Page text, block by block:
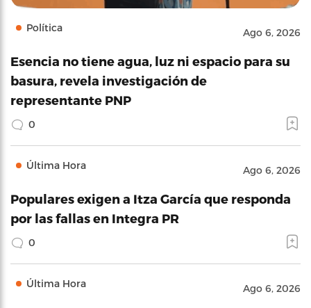
Política Ago 6, 2026
Esencia no tiene agua, luz ni espacio para su
basura, revela investigación de
representante PNP
0
Última Hora Ago 6, 2026
Populares exigen a Itza García que responda
por las fallas en Integra PR
0
Última Hora Ago 6, 2026